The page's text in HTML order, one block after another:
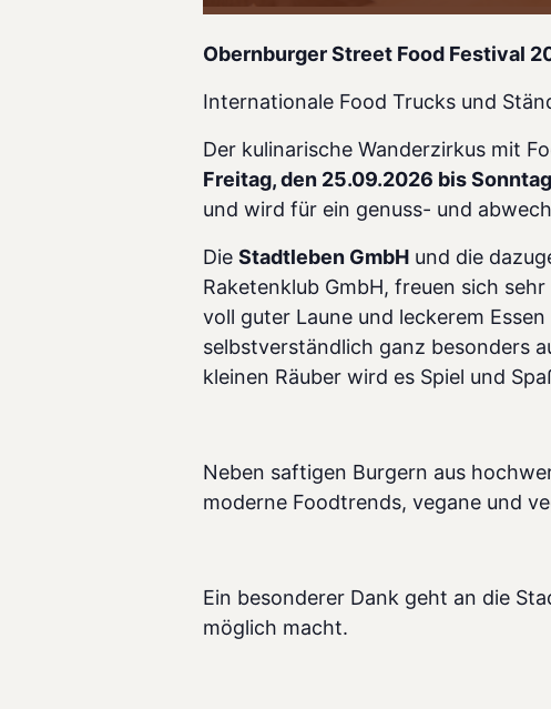
Obernburger Street Food Festival
Internationale Food Trucks und
Der kulinarische Wanderzirkus mit
Freitag, den 25.09.2026 bis
und wird für ein genuss- und
Die Stadtleben GmbH und die
Raketenklub GmbH, freuen sich
voll guter Laune und leckerem
selbstverständlich ganz besonders
kleinen Räuber wird es Spiel und
Neben saftigen Burgern aus
moderne Foodtrends, vegane und
Ein besonderer Dank geht an die
möglich macht.